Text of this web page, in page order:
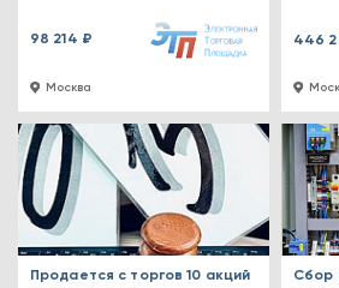
Москва
98 214 ₽ 446
Продается с торгов 10 акций
Сбор